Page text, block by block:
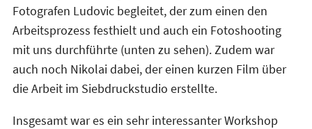
Fotografen Ludovic begleitet, der zum einen den
Arbeitsprozess festhielt und auch ein Fotoshooting
mit uns durchführte (unten zu sehen). Zudem war
auch noch Nikolai dabei, der einen kurzen Film über
die Arbeit im Siebdruckstudio erstellte.
Insgesamt war es ein sehr interessanter Workshop